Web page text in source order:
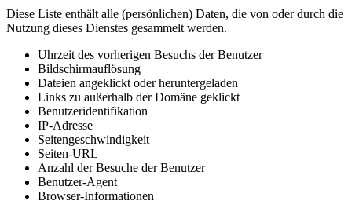
Diese Liste enthält alle (persönlichen) Daten, die von oder durch die
Nutzung dieses Dienstes gesammelt werden.
Uhrzeit des vorherigen Besuchs der Benutzer
Bildschirmauflösung
Dateien angeklickt oder heruntergeladen
Links zu außerhalb der Domäne geklickt
Benutzeridentifikation
IP-Adresse
Seitengeschwindigkeit
Seiten-URL
Anzahl der Besuche der Benutzer
Benutzer-Agent
Browser-Informationen